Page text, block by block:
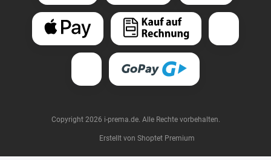
Erstellt von Shoptet Premium
Copyright 2026 i-prema.de. Alle Rechte vorbehalten.